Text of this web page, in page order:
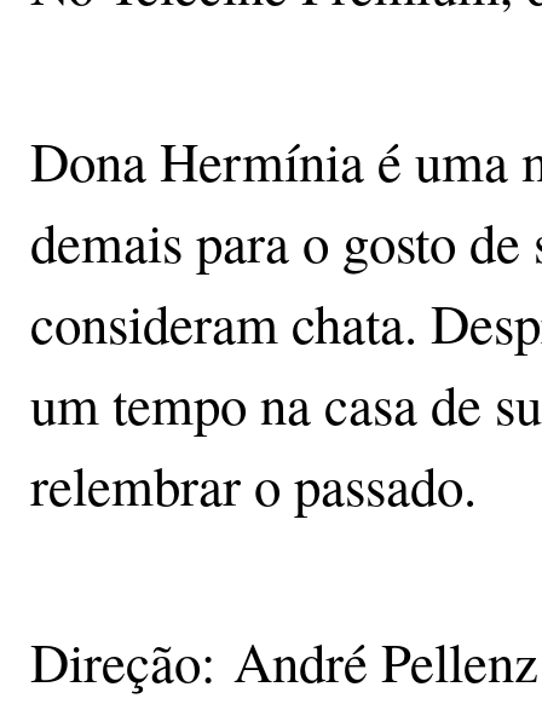
Dona Hermínia é uma
demais para o gosto
consideram chata.
um tempo na casa de
relembrar o passado.
Direção: André Pellenz